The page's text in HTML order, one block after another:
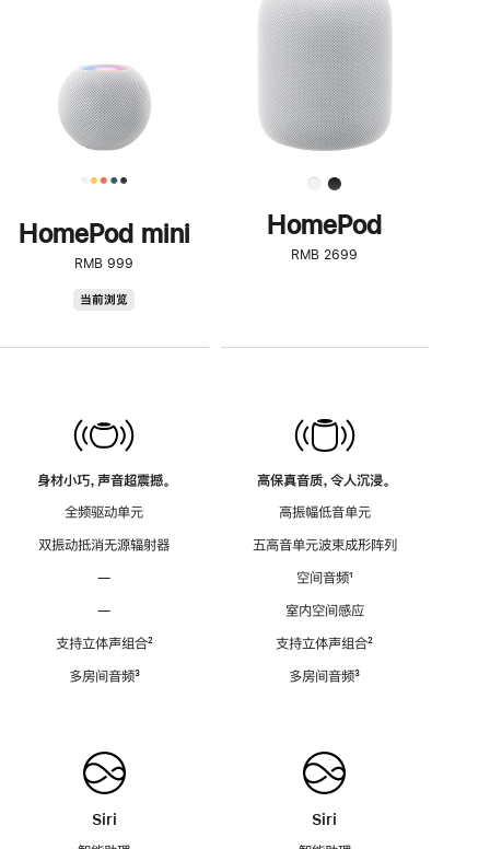
HomePod mini
RMB 999
当前浏览
身材小巧，声音超震撼。
全频驱动单元
双振动抵消无源辐射器
—
—
支持立体声组合脚
²
多房间音频脚
³
Siri
了
解
HomePod<
HomePod
RMB 2699
高保真音质，令人沉浸。
高振幅低音单元
五高音单元波束成形阵列
空间音频脚
¹
室内空间感应
支持立体声组合脚
²
多房间音频脚
³
Siri